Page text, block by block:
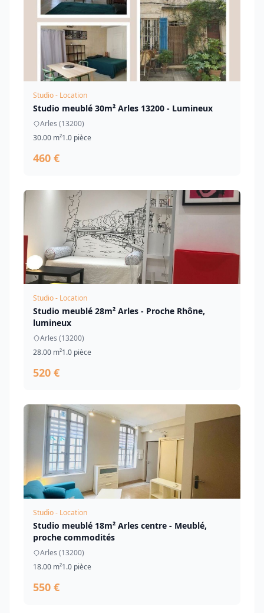
Studio - Location
Studio meublé 30m² Arles 13200 - Lumineux
Arles (13200)
30.00 m²1.0 pièce
460 €
Studio - Location
Studio meublé 28m² Arles - Proche Rhône,
lumineux
Arles (13200)
28.00 m²1.0 pièce
520 €
Studio - Location
Studio meublé 18m² Arles centre - Meublé,
proche commodités
Arles (13200)
18.00 m²1.0 pièce
550 €